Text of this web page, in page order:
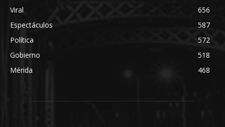
Viral
656
Espectáculos
587
Política
572
Gobierno
518
Mérida
468